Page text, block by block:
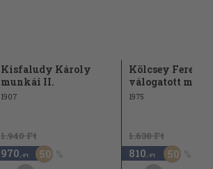
Kisfaludy Károly
munkái II.
1907
1.940 Ft
970 ,-Ft 50
Kölcsey Ferenc
válogatott
1975
1.630 Ft
810 ,-Ft 50